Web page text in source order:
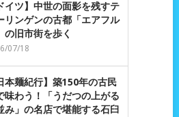
イツ】中世の面影を残すテ
リンゲンの古都「エアフル
の旧市街を歩く
07/18
本麺紀行】築150年の古民
味わう！「うだつの上がる
み」の名店で堪能する石臼